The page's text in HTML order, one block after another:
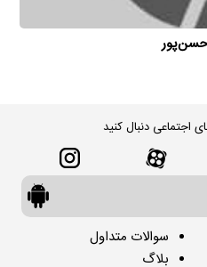
اجتماعی دنبال کنید
سوالات متداول
بلاگ